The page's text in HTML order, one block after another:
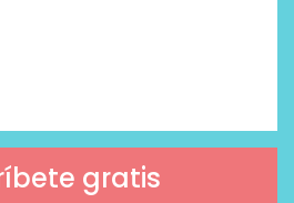
gratis